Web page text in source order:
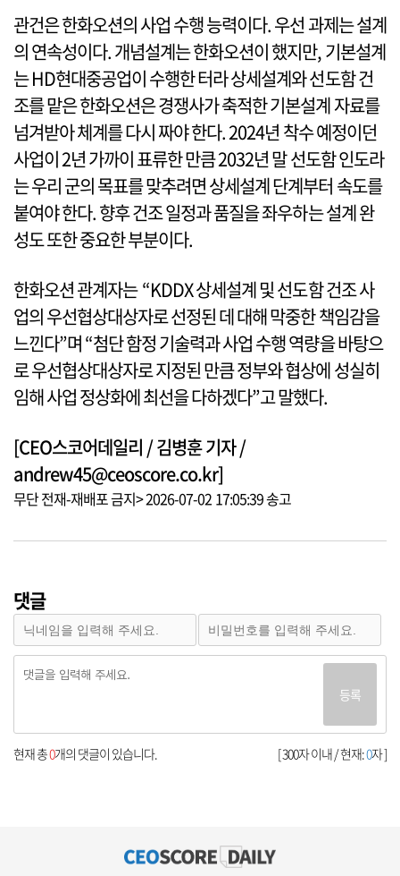
관건은 한화오션의 사업 수행 능력이다. 우선 과제는 설계
의 연속성이다. 개념설계는 한화오션이 했지만, 기본설계
는 HD현대중공업이 수행한 터라 상세설계와 선도함 건
조를 맡은 한화오션은 경쟁사가 축적한 기본설계 자료를
넘겨받아 체계를 다시 짜야 한다. 2024년 착수 예정이던
사업이 2년 가까이 표류한 만큼 2032년 말 선도함 인도라
는 우리 군의 목표를 맞추려면 상세설계 단계부터 속도를
붙여야 한다. 향후 건조 일정과 품질을 좌우하는 설계 완
성도 또한 중요한 부분이다.
한화오션 관계자는 “KDDX 상세설계 및 선도함 건조 사
업의 우선협상대상자로 선정된 데 대해 막중한 책임감을
느낀다”며 “첨단 함정 기술력과 사업 수행 역량을 바탕으
로 우선협상대상자로 지정된 만큼 정부와 협상에 성실히
임해 사업 정상화에 최선을 다하겠다”고 말했다.
[CEO스코어데일리 / 김병훈 기자 /
andrew45@ceoscore.co.kr]
무단 전재-재배포 금지> 2026-07-02 17:05:39 송고
댓글
등록
[ 300자 이내 / 현재:0자 ]
현재 총0개의 댓글이 있습니다.